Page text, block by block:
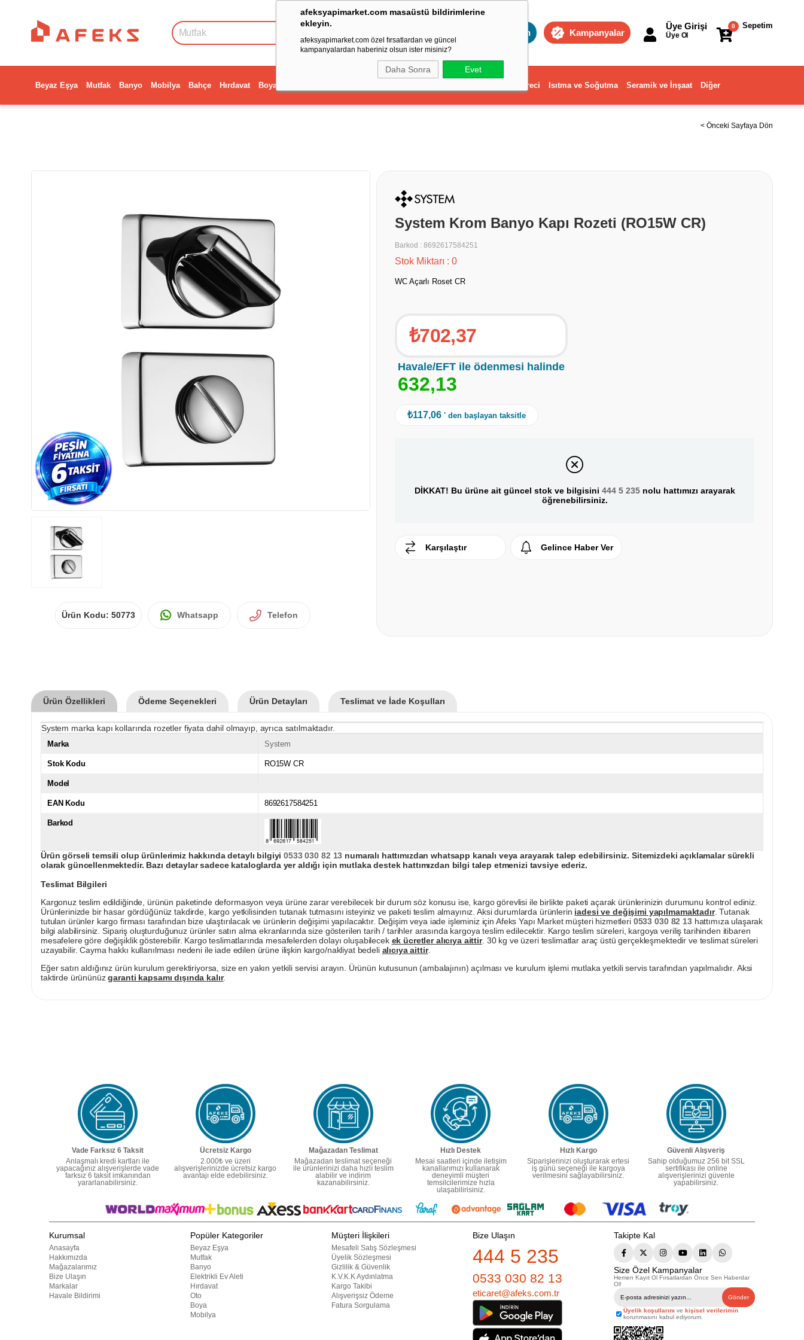
afeksyapimarket.com masaüstü bildirimlerine
ekleyin.
afeksyapimarket.com özel fırsatlardan ve güncel
kampanyalardan haberiniz olsun ister misiniz?
Daha Sonra Evet
Toptan Kampanyalar
Sepetim
0
Üye Girişi
Üye Ol
Beyaz Eşya Mutfak Banyo Mobilya Bahçe Hırdavat Boya Dekorasyon ve Ev Gereci Isıtma ve Soğutma Seramik ve İnşaat Diğer
< Önceki Sayfaya Dön
Ürün Kodu: 50773 Whatsapp Telefon
System Krom Banyo Kapı Rozeti (RO15W CR)
Barkod : 8692617584251
Stok Miktarı : 0
WC Açarlı Roset CR
₺702,37
Havale/EFT ile ödenmesi halinde
632,13
₺117,06 ' den başlayan taksitle
DİKKAT! Bu ürüne ait güncel stok ve bilgisini 444 5 235nolu hattımızı arayarak
öğrenebilirsiniz.
Karşılaştır Gelince Haber Ver
Ürün Özellikleri Ödeme Seçenekleri Ürün Detayları Teslimat ve İade Koşulları
System marka kapı kollarında rozetler fiyata dahil olmayıp, ayrıca satılmaktadır.
Marka System
Stok Kodu RO15W CR
Model
EAN Kodu 8692617584251
Barkod
Ürün görseli temsili olup ürünlerimiz hakkında detaylı bilgiyi0533 030 82 13 numaralı hattımızdan whatsapp kanalı veya arayarak talep edebilirsiniz. Sitemizdeki açıklamalar sürekli
olarak güncellenmektedir. Bazı detaylar sadece kataloglarda yer aldığı için mutlaka destek hattımızdan bilgi talep etmenizi tavsiye ederiz.
Teslimat Bilgileri
Kargonuz teslim edildiğinde, ürünün paketinde deformasyon veya ürüne zarar verebilecek bir durum söz konusu ise, kargo görevlisi ile birlikte paketi açarak ürünlerinizin durumunu kontrol ediniz.
Ürünlerinizde bir hasar gördüğünüz takdirde, kargo yetkilisinden tutanak tutmasını isteyiniz ve paketi teslim almayınız. Aksi durumlarda ürünlerin iadesi ve değişimi yapılmamaktadır. Tutanak
tutulan ürünler kargo firması tarafından bize ulaştırılacak ve ürünlerin değişimi yapılacaktır. Değişim veya iade işleminiz için Afeks Yapı Market müşteri hizmetleri 0533 030 82 13hattımıza ulaşarak
bilgi alabilirsiniz. Sipariş oluşturduğunuz ürünler satın alma ekranlarında size gösterilen tarih / tarihler arasında kargoya teslim edilecektir. Kargo teslim süreleri, kargoya veriliş tarihinden itibaren
mesafelere göre değişiklik gösterebilir. Kargo teslimatlarında mesafelerden dolayı oluşabilecek ek ücretler alıcıya aittir. 30 kg ve üzeri teslimatlar araç üstü gerçekleşmektedir ve teslimat süreleri
uzayabilir. Cayma hakkı kullanılması nedeni ile iade edilen ürüne ilişkin kargo/nakliyat bedeli alıcıya aittir.
Eğer satın aldığınız ürün kurulum gerektiriyorsa, size en yakın yetkili servisi arayın. Ürünün kutusunun (ambalajının) açılması ve kurulum işlemi mutlaka yetkili servis tarafından yapılmalıdır. Aksi
taktirde ürününüzgaranti kapsamı dışında kalır.
Vade Farksız 6 Taksit
Anlaşmalı kredi kartları ile
yapacağınız alışverişlerde vade
farksız 6 taksit imkanından
yararlanabilirsiniz.
Ücretsiz Kargo
2.000₺ ve üzeri
alışverişlerinizde ücretsiz kargo
avantajı elde edebilirsiniz.
Mağazadan Teslimat
Mağazadan teslimat seçeneği
ile ürünlerinizi daha hızlı teslim
alabilir ve indirim
kazanabilirsiniz.
Hızlı Destek
Mesai saatleri içinde iletişim
kanallarımızı kullanarak
deneyimli müşteri
temsilcilerimize hızla
ulaşabilirisiniz.
Hızlı Kargo
Siparişlerinizi oluşturarak ertesi
iş günü seçeneği ile kargoya
verilmesini sağlayabilirsiniz.
Güvenli Alışveriş
Sahip olduğumuz 256 bit SSL
sertifikası ile online
alışverişlerinizi güvenle
yapabilirsiniz.
Kurumsal
Anasayfa
Hakkımızda
Mağazalarımız
Bize Ulaşın
Markalar
Havale Bildirimi
Popüler Kategoriler
Beyaz Eşya
Mutfak
Banyo
Elektrikli Ev Aleti
Hırdavat
Oto
Boya
Mobilya
Müşteri İlişkileri
Mesafeli Satış Sözleşmesi
Üyelik Sözleşmesi
Gizlilik & Güvenlik
K.V.K.K Aydınlatma
Kargo Takibi
Alışverişsiz Ödeme
Fatura Sorgulama
Bize Ulaşın
444 5 235
0533 030 82 13
eticaret@afeks.com.tr
Takipte Kal
Size Özel Kampanyalar
Hemen Kayıt Ol Fırsatlardan Önce Sen Haberdar
Ol!
Gönder
Üyelik koşullarını ve kişisel verilerimin
korunmasını kabul ediyorum.